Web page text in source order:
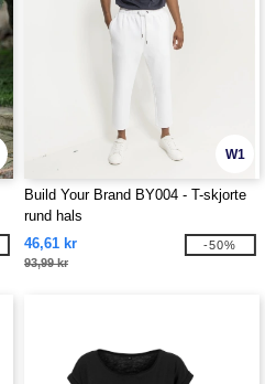
W1
Build Your Brand BY004 - T-skjorte
rund hals
46,61 kr
93,99 kr
-50%